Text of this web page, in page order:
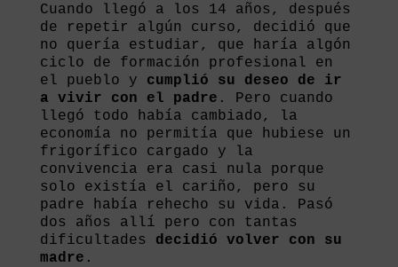
Cuando llegó a los 14 años, después
de repetir algún curso, decidió que
no quería estudiar, que haría algón
ciclo de formación profesional en
el pueblo y cumplió su deseo de ir
a vivir con el padre . Pero cuando
llegó todo había cambiado, la
economía no permitía que hubiese un
frigorífico cargado y la
convivencia era casi nula porque
solo existía el cariño, pero su
padre había rehecho su vida. Pasó
dos años allí pero con tantas
dificultades decidió volver con su
madre .